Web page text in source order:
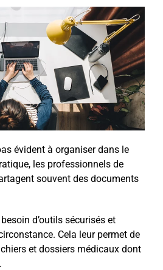
évident à organiser dans le
les professionnels de
souvent des documents
d’outils sécurisés et
Cela leur permet de
et dossiers médicaux dont